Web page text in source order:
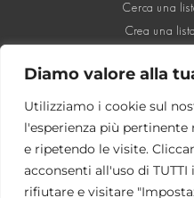
Diamo valore alla
Utilizziamo i cookie sul
l'esperienza più
e ripetendo le visite.
acconsenti all'uso di
rifiutare e visitare
Cerca una
Crea una